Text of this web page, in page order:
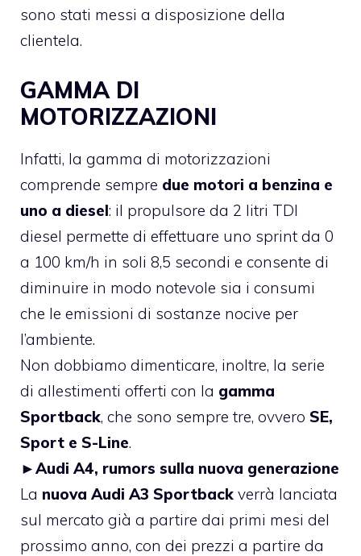
sono stati messi a disposizione della
clientela.
GAMMA DI
MOTORIZZAZIONI
Infatti, la gamma di motorizzazioni
comprende sempre due motori a benzina e
uno a diesel: il propulsore da 2 litri TDI
diesel permette di effettuare uno sprint da 0
a 100 km/h in soli 8,5 secondi e consente di
diminuire in modo notevole sia i consumi
che le emissioni di sostanze nocive per
l’ambiente.
Non dobbiamo dimenticare, inoltre, la serie
di allestimenti offerti con la gamma
Sportback, che sono sempre tre, ovvero SE,
Sport e S-Line.
►Audi A4, rumors sulla nuova generazione
La nuova Audi A3 Sportback verrà lanciata
sul mercato già a partire dai primi mesi del
prossimo anno, con dei prezzi a partire da